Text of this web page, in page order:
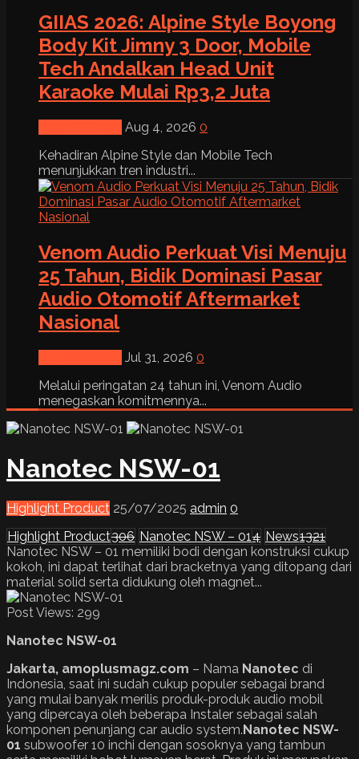
GIIAS 2026: Alpine Style Boyong
Body Kit Jimny 3 Door, Mobile
Tech Andalkan Head Unit
Karaoke Mulai Rp3,2 Juta
Aug 4, 2026 0
Kehadiran Alpine Style dan Mobile Tech
menunjukkan tren industri...
Venom Audio Perkuat Visi Menuju
25 Tahun, Bidik Dominasi Pasar
Audio Otomotif Aftermarket
Nasional
Jul 31, 2026 0
Melalui peringatan 24 tahun ini, Venom Audio
menegaskan komitmennya...
Nanotec NSW-01
Highlight Product 25/07/2025 admin 0
Highlight Product306 Nanotec NSW – 01 4 News1321
Nanotec NSW – 01 memiliki bodi dengan konstruksi cukup
kokoh, ini dapat terlihat dari bracketnya yang ditopang dari
material solid serta didukung oleh magnet...
Post Views: 299
Nanotec NSW-01
Jakarta, amoplusmagz.com – Nama Nanotec di
Indonesia, saat ini sudah cukup populer sebagai brand
yang mulai banyak merilis produk-produk audio mobil
yang dipercaya oleh beberapa Instaler sebagai salah
komponen penunjang car audio system.Nanotec NSW-
01 subwoofer 10 inchi dengan sosoknya yang tambun